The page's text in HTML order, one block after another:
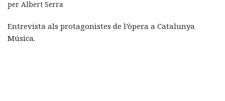
per Albert Serra
Entrevista als protagonistes de l’òpera a Catalunya
Música.